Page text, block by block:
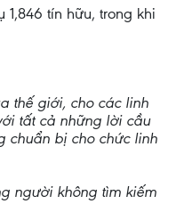
tín hữu, trong khi
thế giới, cho các linh
tất cả những lời cầu
chuẩn bị cho chức linh
người không tìm kiếm